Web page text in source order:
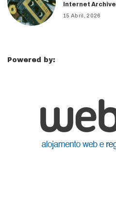
Internet Archive
15 Abril, 2026
Powered by: